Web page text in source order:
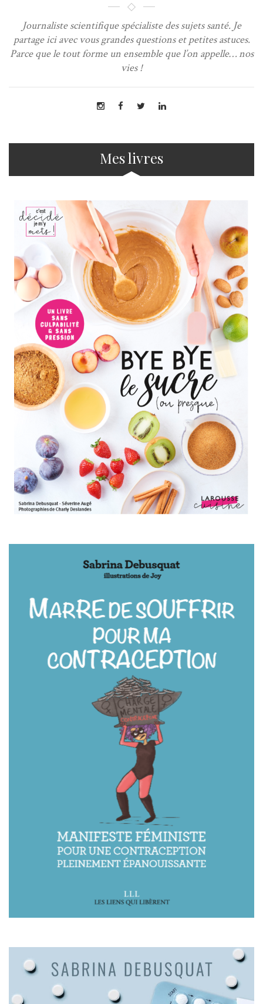
Journaliste scientifique spécialiste des sujets santé. Je
partage ici avec vous grandes questions et petites astuces.
Parce que le tout forme un ensemble que l’on appelle… nos
vies !
Mes livres